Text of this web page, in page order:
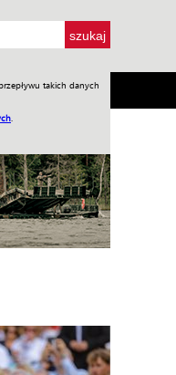
takich danych